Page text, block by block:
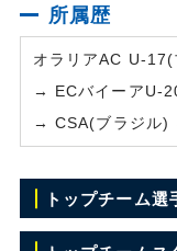
所属歴
オラリアAC U-
→ ECバイーアU-
→ CSA(ブラジル)
トップチーム選